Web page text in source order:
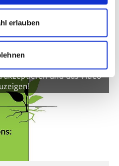
erlauben
angezeigt werden, da die
akzeptieren und das Video